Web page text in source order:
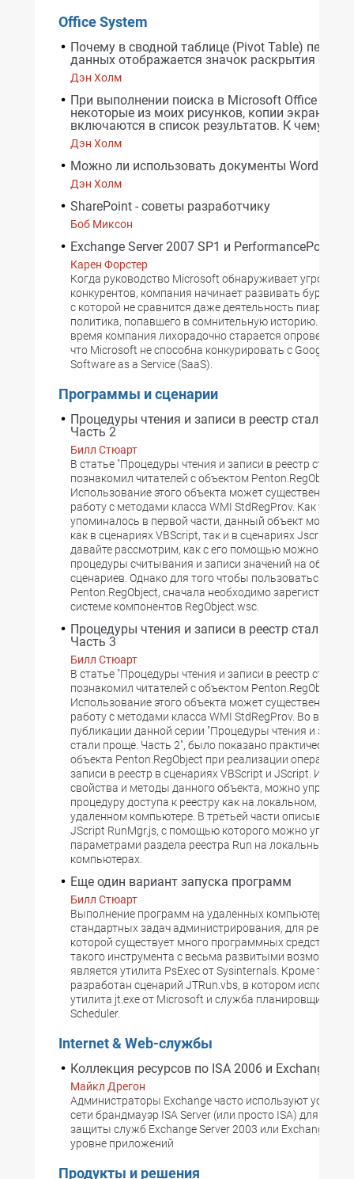
Office System
Почему в сводной таблице (Pivot Table) перед
данных отображается значок раскрытия
Дэн Холм
При выполнении поиска в Microsoft Office
некоторые из моих рисунков, копии экранов,
включаются в список результатов. К чему бы
Дэн Холм
Можно ли использовать документы Word для
Дэн Холм
SharePoint - советы разработчику
Боб Миксон
Exchange Server 2007 SP1 и PerformancePoint
Карен Форстер
Когда руководство Microsoft обнаруживает угрозу со
конкурентов, компания начинает развивать бурную
с которой не сравнится даже деятельность пиар-
политика, попавшего в сомнительную историю. В
время компания лихорадочно старается
что Microsoft не способна конкурировать с Google и
Software as a Service (SaaS).
Программы и сценарии
Процедуры чтения и записи в реестр стали
Часть 2
Билл Стюарт
В статье "Процедуры чтения и записи в реестр стали
познакомил читателей с объектом Penton.RegObject.
Использование этого объекта может существенно
работу с методами класса WMI StdRegProv. Как уже
упоминалось в первой части, данный объект можно
как в сценариях VBScript, так и в сценариях Jscript.
давайте рассмотрим, как с его помощью можно
процедуры считывания и записи значений на обоих
сценариев. Однако для того чтобы пользоваться
Penton.RegObject, сначала необходимо
системе компонентов RegObject.wsc.
Процедуры чтения и записи в реестр стали
Часть 3
Билл Стюарт
В статье "Процедуры чтения и записи в реестр стали
познакомил читателей с объектом Penton.RegObject.
Использование этого объекта может существенно
работу с методами класса WMI StdRegProv. Во второй
публикации данной серии "Процедуры чтения и
стали проще. Часть 2", было показано практическое
объекта Penton.RegObject при реализации операций
записи в реестр в сценариях VBScript и JScript.
свойства и методы данного объекта, можно
процедуру доступа к реестру как на локальном, так и
удаленном компьютере. В третьей части описывается
JScript RunMgr.js, с помощью которого можно
параметрами раздела реестра Run на локальных и
компьютерах.
Еще один вариант запуска программ
Билл Стюарт
Выполнение программ на удаленных компьютерах -
стандартных задач администрирования, для
которой существует много программных средств.
такого инструмента с весьма развитыми
является утилита PsExec от Sysinternals. Кроме того,
разработан сценарий JTRun.vbs, в котором
утилита jt.exe от Microsoft и служба планировщика
Scheduler.
Internet & Web-службы
Коллекция ресурсов по ISA 2006 и Exchange
Майкл Дрегон
Администраторы Exchange часто используют
сети брандмауэр ISA Server (или просто ISA) для
защиты служб Exchange Server 2003 или Exchange
уровне приложений
Продукты и решения